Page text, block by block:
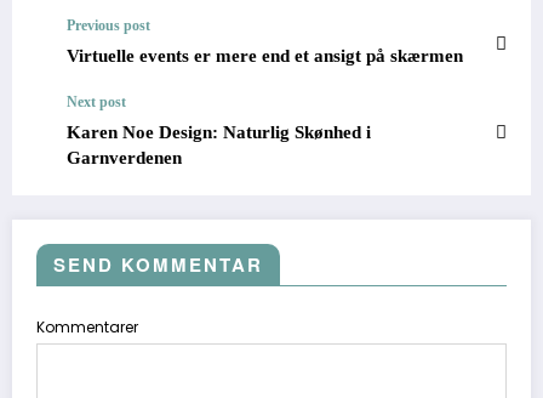
Previous post
Virtuelle events er mere end et ansigt på skærmen
Next post
Karen Noe Design: Naturlig Skønhed i
Garnverdenen
SEND KOMMENTAR
Kommentarer